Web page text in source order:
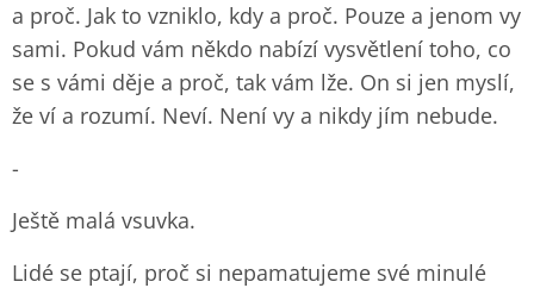
a proč. Jak to vzniklo, kdy a proč. Pouze a jenom vy
sami. Pokud vám někdo nabízí vysvětlení toho, co
se s vámi děje a proč, tak vám lže. On si jen myslí,
že ví a rozumí. Neví. Není vy a nikdy jím nebude.
-
Ještě malá vsuvka.
Lidé se ptají, proč si nepamatujeme své minulé